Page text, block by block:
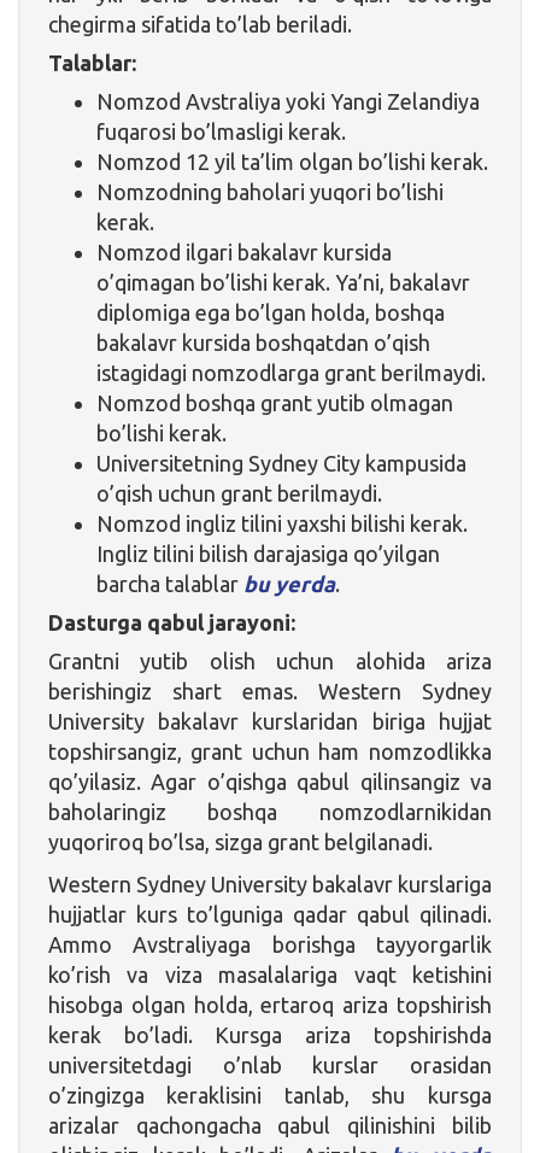
chegirma sifatida to’lab beriladi.
Talablar:
Nomzod Avstraliya yoki Yangi Zelandiya
fuqarosi bo’lmasligi kerak.
Nomzod 12 yil ta’lim olgan bo’lishi kerak.
Nomzodning baholari yuqori bo’lishi
kerak.
Nomzod ilgari bakalavr kursida
o’qimagan bo’lishi kerak. Ya’ni, bakalavr
diplomiga ega bo’lgan holda, boshqa
bakalavr kursida boshqatdan o’qish
istagidagi nomzodlarga grant berilmaydi.
Nomzod boshqa grant yutib olmagan
bo’lishi kerak.
Universitetning Sydney City kampusida
o’qish uchun grant berilmaydi.
Nomzod ingliz tilini yaxshi bilishi kerak.
Ingliz tilini bilish darajasiga qo’yilgan
barcha talablar bu yerda.
Dasturga qabul jarayoni:
Grantni yutib olish uchun alohida ariza
berishingiz shart emas. Western Sydney
University bakalavr kurslaridan biriga hujjat
topshirsangiz, grant uchun ham nomzodlikka
qo’yilasiz. Agar o’qishga qabul qilinsangiz va
baholaringiz boshqa nomzodlarnikidan
yuqoriroq bo’lsa, sizga grant belgilanadi.
Western Sydney University bakalavr kurslariga
hujjatlar kurs to’lguniga qadar qabul qilinadi.
Ammo Avstraliyaga borishga tayyorgarlik
ko’rish va viza masalalariga vaqt ketishini
hisobga olgan holda, ertaroq ariza topshirish
kerak bo’ladi. Kursga ariza topshirishda
universitetdagi o’nlab kurslar orasidan
o’zingizga keraklisini tanlab, shu kursga
arizalar qachongacha qabul qilinishini bilib